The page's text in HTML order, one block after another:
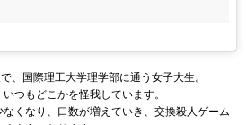
、国際理工大学理学部に通う女子大生。
つもどこかを怪我しています。
くなり、口数が増えていき、交換殺人ゲーム